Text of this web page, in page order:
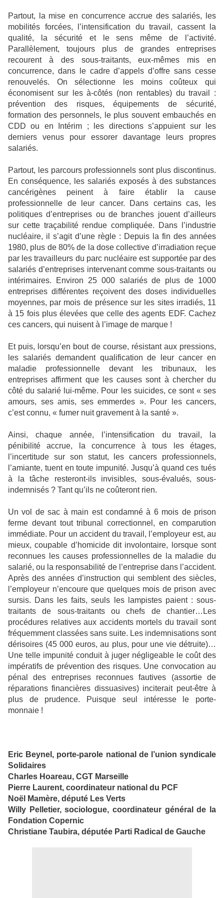
Partout, la mise en concurrence accrue des salariés, les
mobilités forcées, l’intensification du travail, cassent la
qualité, la sécurité et le sens même de l’activité.
Parallèlement, toujours plus de grandes entreprises
recourent à des sous-traitants, eux-mêmes mis en
concurrence, dans le cadre d’appels d’offre sans cesse
renouvelés. On sélectionne les moins coûteux qui
économisent sur les à-côtés (non rentables) du travail :
prévention des risques, équipements de sécurité,
formation des personnels, le plus souvent embauchés en
CDD ou en Intérim ; les directions s’appuient sur les
derniers venus pour essorer davantage leurs propres
salariés.
Partout, les parcours professionnels sont plus discontinus.
En conséquence, les salariés exposés à des substances
cancérigènes peinent à faire établir la cause
professionnelle de leur cancer. Dans certains cas, les
politiques d’entreprises ou de branches jouent d’ailleurs
sur cette traçabilité rendue compliquée. Dans l’industrie
nucléaire, il s’agit d’une règle : Depuis la fin des années
1980, plus de 80% de la dose collective d’irradiation reçue
par les travailleurs du parc nucléaire est supportée par des
salariés d’entreprises intervenant comme sous-traitants ou
intérimaires. Environ 25 000 salariés de plus de 1000
entreprises différentes reçoivent des doses individuelles
moyennes, par mois de présence sur les sites irradiés, 11
à 15 fois plus élevées que celle des agents EDF. Cachez
ces cancers, qui nuisent à l’image de marque !
Et puis, lorsqu’en bout de course, résistant aux pressions,
les salariés demandent qualification de leur cancer en
maladie professionnelle devant les tribunaux, les
entreprises affirment que les causes sont à chercher du
côté du salarié lui-même. Pour les suicides, ce sont « ses
amours, ses amis, ses emmerdes ». Pour les cancers,
c’est connu, « fumer nuit gravement à la santé ».
Ainsi, chaque année, l’intensification du travail, la
pénibilité accrue, la concurrence à tous les étages,
l’incertitude sur son statut, les cancers professionnels,
l’amiante, tuent en toute impunité. Jusqu’à quand ces tués
à la tâche resteront-ils invisibles, sous-évalués, sous-
indemnisés ? Tant qu’ils ne coûteront rien.
Un vol de sac à main est condamné à 6 mois de prison
ferme devant tout tribunal correctionnel, en comparution
immédiate. Pour un accident du travail, l’employeur est, au
mieux, coupable d’homicide dit involontaire, lorsque sont
reconnues les causes professionnelles de la maladie du
salarié, ou la responsabilité de l’entreprise dans l’accident.
Après des années d’instruction qui semblent des siècles,
l’employeur n’encoure que quelques mois de prison avec
sursis. Dans les faits, seuls les lampistes paient : sous-
traitants de sous-traitants ou chefs de chantier…Les
procédures relatives aux accidents mortels du travail sont
fréquemment classées sans suite. Les indemnisations sont
dérisoires (45 000 euros, au plus, pour une vie détruite)…
Une telle impunité conduit à juger négligeable le coût des
impératifs de prévention des risques. Une convocation au
pénal des entreprises reconnues fautives (assortie de
réparations financières dissuasives) inciterait peut-être à
plus de prudence. Puisque seul intéresse le porte-
monnaie !
Eric Beynel, porte-parole national de l’union syndicale
Solidaires
Charles Hoareau, CGT Marseille
Pierre Laurent, coordinateur national du PCF
Noël Mamère, député Les Verts
Willy Pelletier, sociologue, coordinateur général de la
Fondation Copernic
Christiane Taubira, députée Parti Radical de Gauche